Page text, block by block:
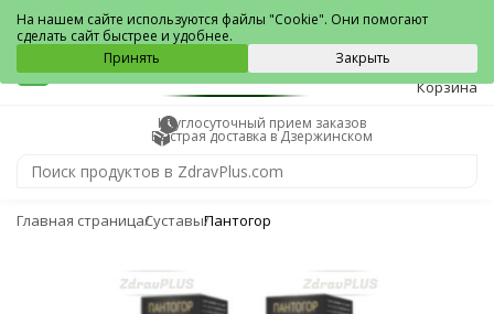
Дзержинский
0
Корзина
Круглосуточный прием заказов
Быстрая доставка в Дзержинском
Главная страницаСуставыПантогор
На нашем сайте используются файлы "Cookie". Они помогают
сделать сайт быстрее и удобнее.
Принять
Закрыть